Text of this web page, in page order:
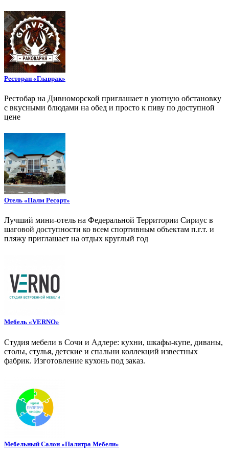
Ресторан «Главрак»
Рестобар на Дивноморской приглашает в уютную обстановку
с вкусными блюдами на обед и просто к пиву по доступной
цене
Отель «Палм Ресорт»
Лучший мини-отель на Федеральной Территории Сириус в
шаговой доступности ко всем спортивным объектам п.г.т. и
пляжу приглашает на отдых круглый год
Мебель «VERNO»
Студия мебели в Сочи и Адлере: кухни, шкафы-купе, диваны,
столы, стулья, детские и спальни коллекций известных
фабрик. Изготовление кухонь под заказ.
Мебельный Салон «Палитра Мебели»